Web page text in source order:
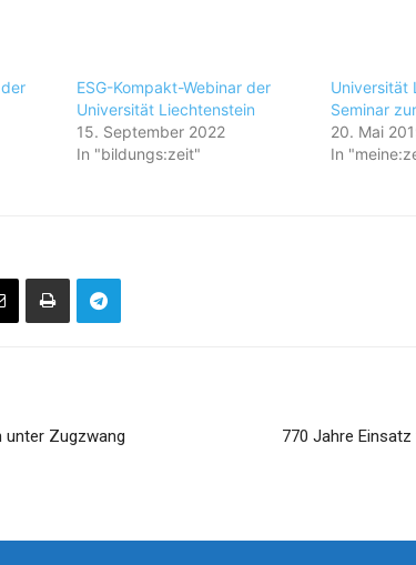
ESG-Kompakt-Webinar der
Universität Liechtenstein
15. September 2022
In "bildungs:zeit"
Universität
Seminar
20. Mai
In
unter Zugzwang 770 Jahre